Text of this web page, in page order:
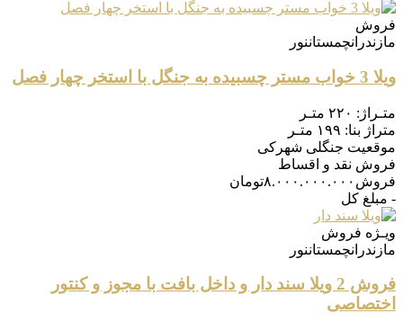
فروش
مازندرانچمستاننور
ویلا 3 خواب مستر چسبیده به جنگل با استخر چهار فصل
متـراژ: ۲۲۰ متـر
متراژ بنا: ۱۹۹ متـر
موقعیت جنگلی شهرکی
فروش نقد و اقساط
فروش ۸.۰۰۰.۰۰۰.۰۰۰تومان
- مبلغ کل
ویـژه فروش
مازندرانچمستاننور
فروش 2 ویلا سند دار و داخل بافت با مجوز و کنتور
اختصاصی